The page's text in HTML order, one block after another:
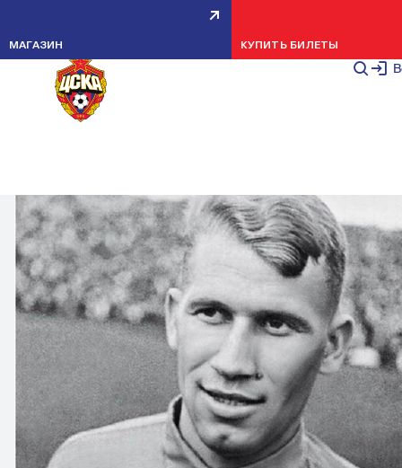
МАГАЗИН КУПИТЬ БИЛЕТЫ